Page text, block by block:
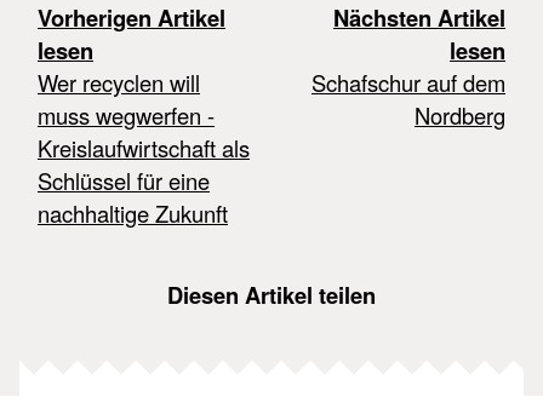
Vorherigen Artikel
lesen
Wer recyclen will
muss wegwerfen -
Kreislaufwirtschaft als
Schlüssel für eine
nachhaltige Zukunft
Nächsten Artikel
lesen
Schafschur auf dem
Nordberg
Diesen Artikel teilen